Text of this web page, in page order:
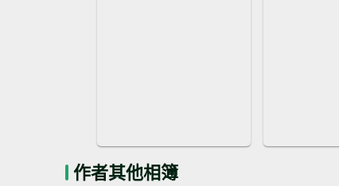
作者其他相簿